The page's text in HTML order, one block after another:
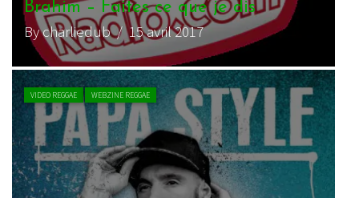
Brahim – Faites ce que je dis
By charliedub/ 15 avril 2017
VIDEO REGGAE WEBZINE REGGAE